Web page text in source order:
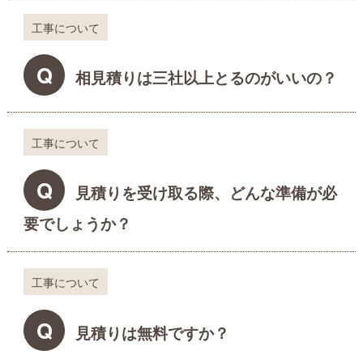
工事について
Q 相見積りは三社以上とるのがいいの？
工事について
Q
見積りを受け取る際、どんな準備が必
要でしょうか？
工事について
Q 見積りは無料ですか？